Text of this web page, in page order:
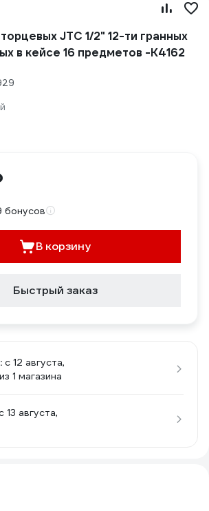
JTC 1/2" 12-ти гранных
в кейсе 16 предметов -K4162
бонусов
В корзину
Быстрый заказ
c 12 августа,
1 магазина
13 августа,